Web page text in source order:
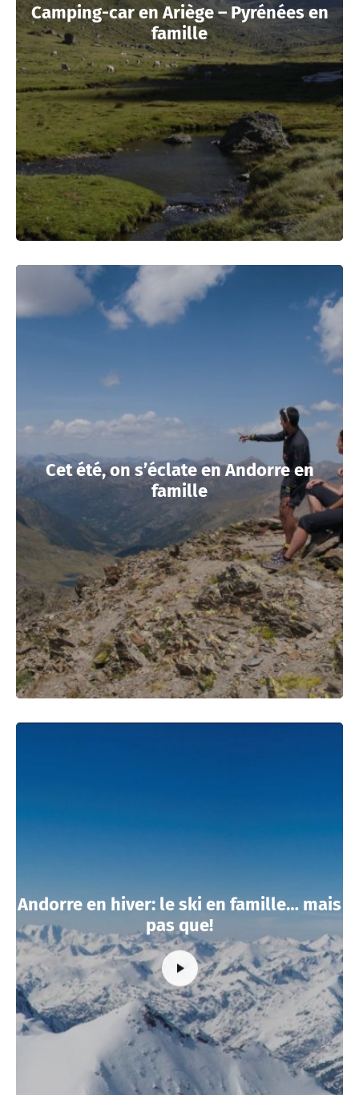
Camping-car en Ariège – Pyrénées en
famille
Cet été, on s’éclate en Andorre en
famille
Andorre en hiver: le ski en famille… mais
pas que!